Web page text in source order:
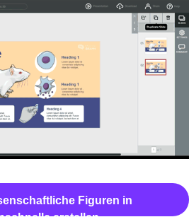
Figuren in